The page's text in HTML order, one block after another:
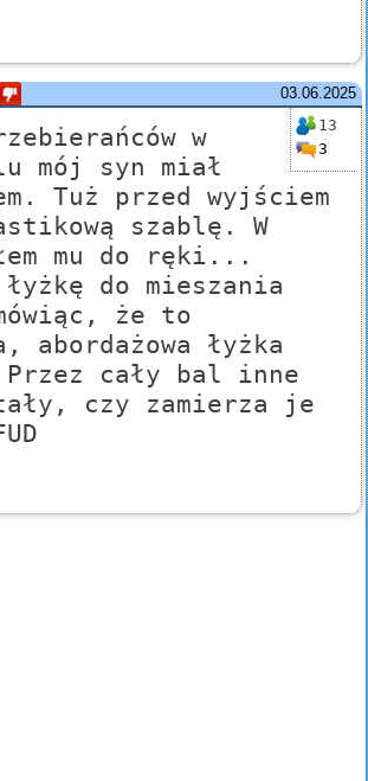
03.06.2025
13
3
w
mój syn miał
Tuż przed wyjściem
szablę. W
mu do ręki...
do mieszania
że to
abordażowa łyżka
cały bal inne
czy zamierza je